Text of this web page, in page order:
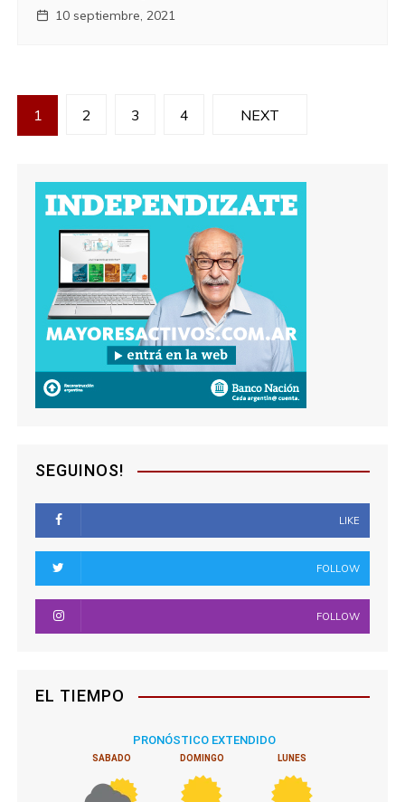
10 septiembre, 2021
N
1 2 3 4 NEXT
SEGUINOS!
LIKE
FOLLOW
FOLLOW
EL TIEMPO